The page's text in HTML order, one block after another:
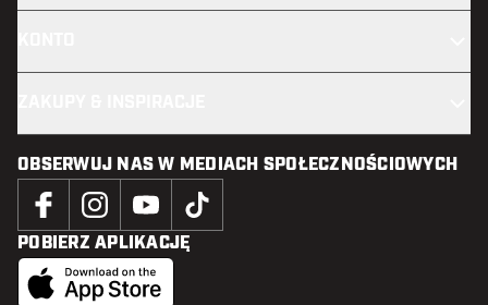
OBSERWUJ NAS W MEDIACH SPOŁECZNOŚCIOWYCH
POBIERZ APLIKACJĘ